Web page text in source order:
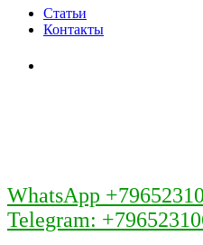
Статьи
Контакты
WhatsApp
Telegram: